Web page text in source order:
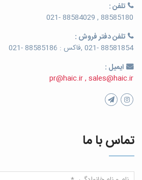
تلفن :
88585180 , 88584029 -021
تلفن دفتر فروش :
88581854 -021 ,فاکس : 88585186 -021
ایمیل :
pr@haic.ir , sales@haic.ir
تماس با ما